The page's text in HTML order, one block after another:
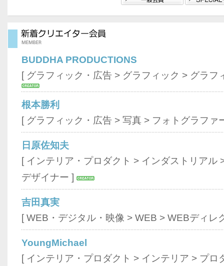
BUDDHA PRODUCTIONS
[ グラフィック・広告 > グラフィック > グラフ
根本勝利
[ グラフィック・広告 > 写真 > フォトグラファ
日原佐知夫
[ インテリア・プロダクト > インダストリアル
デザイナー ]
吉田真実
[ WEB・デジタル・映像 > WEB > WEBディレ
YoungMichael
[ インテリア・プロダクト > インテリア > プロ